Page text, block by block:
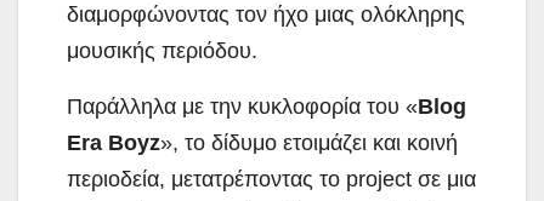
διαμορφώνοντας τον ήχο μιας ολόκληρης
μουσικής περιόδου.
Παράλληλα με την κυκλοφορία του «Blog
Era Boyz», το δίδυμο ετοιμάζει και κοινή
περιοδεία, μετατρέποντας το project σε μια